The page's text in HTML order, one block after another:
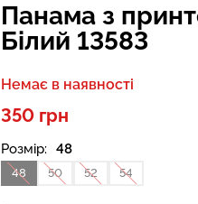
Панама з
Білий 13583
Немає в наявності
350 грн
Розмір: 48
48 50 52 54